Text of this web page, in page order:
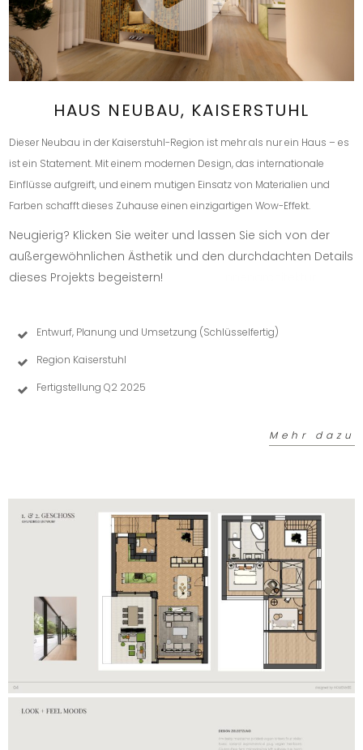
HAUS NEUBAU, KAISERSTUHL
Dieser Neubau in der Kaiserstuhl-Region ist mehr als nur ein Haus – es
ist ein Statement. Mit einem modernen Design, das internationale
Einflüsse aufgreift, und einem mutigen Einsatz von Materialien und
Farben schafft dieses Zuhause einen einzigartigen Wow-Effekt.
Neugierig? Klicken Sie weiter und lassen Sie sich von der
außergewöhnlichen Ästhetik und den durchdachten Details
dieses Projekts begeistern!
Entwurf, Planung und Umsetzung (Schlüsselfertig)
Region Kaiserstuhl
Fertigstellung Q2 2025
Mehr dazu